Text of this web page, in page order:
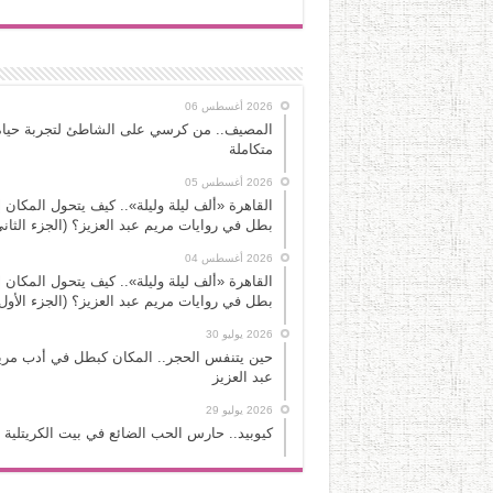
2026 أغسطس 06
المصيف.. من كرسي على الشاطئ لتجربة
متكاملة
2026 أغسطس 05
القاهرة «ألف ليلة وليلة».. كيف يتحول المكان
بطل في روايات مريم عبد العزيز؟ (الجزء
2026 أغسطس 04
القاهرة «ألف ليلة وليلة».. كيف يتحول المكان
بطل في روايات مريم عبد العزيز؟ (الجزء
2026 يوليو 30
حين يتنفس الحجر.. المكان كبطل في أدب
عبد العزيز
2026 يوليو 29
كيوبيد.. حارس الحب الضائع في بيت الكريتلية